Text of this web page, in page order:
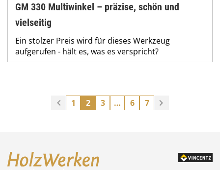
GM 330 Multiwinkel – präzise, schön und
vielseitig
Ein stolzer Preis wird für dieses Werkzeug
aufgerufen - hält es, was es verspricht?
1 2 3 … 6 7